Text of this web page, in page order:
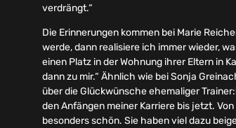
verdrängt.“
Die Erinnerungen kommen bei Marie
werde, dann realisiere ich immer wieder,
einen Platz in der Wohnung ihrer Eltern in
dann zu mir.“ Ähnlich wie bei Sonja
über die Glückwünsche ehemaliger
den Anfängen meiner Karriere bis jetzt.
besonders schön. Sie haben viel dazu